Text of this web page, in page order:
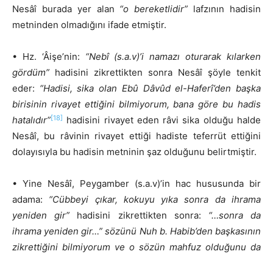
Nesâî burada yer alan “o bereketlidir” lafzının hadisin
metninden olmadığını ifade etmiştir.
• Hz. ‘Âişe’nin: “Nebî (s.a.v)’i namazı oturarak kılarken
gördüm” hadisini zikrettikten sonra Nesâî şöyle tenkit
eder: “Hadisi, sika olan Ebû Dâvûd el-Haferî’den başka
birisinin rivayet ettiğini bilmiyorum, bana göre bu hadis
hatalıdır”[18] hadisini rivayet eden râvi sika olduğu halde
Nesâî, bu râvinin rivayet ettiği hadiste teferrüt ettiğini
dolayısıyla bu hadisin metninin şaz olduğunu belirtmiştir.
• Yine Nesâî, Peygamber (s.a.v)’in hac hususunda bir
adama: “Cübbeyi çıkar, kokuyu yıka sonra da ihrama
yeniden gir” hadisini zikrettikten sonra: “…sonra da
ihrama yeniden gir…” sözünü Nuh b. Habib’den başkasının
zikrettiğini bilmiyorum ve o sözün mahfuz olduğunu da